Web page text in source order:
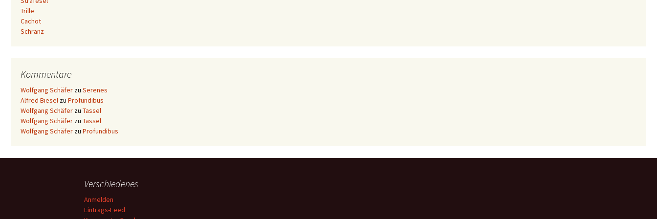
Trille
Cachot
Schranz
Kommentare
Wolfgang Schäfer zu Serenes
Alfred Biesel zu Profundibus
Wolfgang Schäfer zu Tassel
Wolfgang Schäfer zu Tassel
Wolfgang Schäfer zu Profundibus
Verschiedenes
Anmelden
Eintrags-Feed